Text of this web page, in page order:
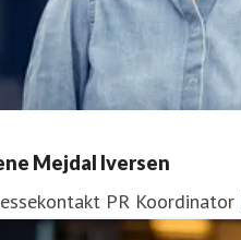
Mejdal Iversen
PR Koordinator